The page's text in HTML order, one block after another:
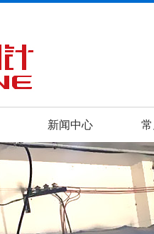
新闻中心